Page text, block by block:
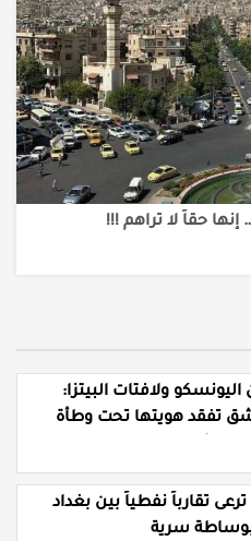
حقاً لا تراهم !!!
اليونسكو ولافتات البيتزا:
تفقد هويتها تحت وطأة
تقارباً نفطياً بين بغداد
سرية